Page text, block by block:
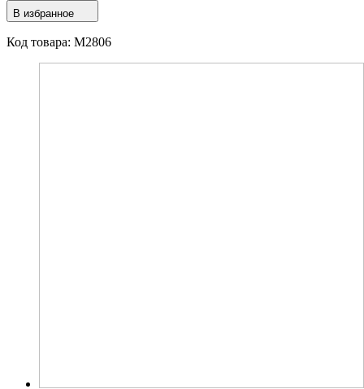
В избранное
Код товара: M2806